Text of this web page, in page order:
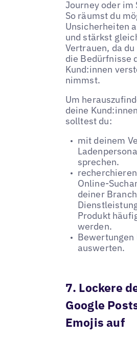
Journey oder im
So räumst du
Unsicherheiten
und stärkst
Vertrauen, da
die Bedürfnisse
Kund:innen
nimmst.
Um
deine
solltest du:
mit deinem
sprechen.
Online-
deiner
Produkt
werden.
Bewertungen
auswerten.
7. Lockere
Google
Emojis auf